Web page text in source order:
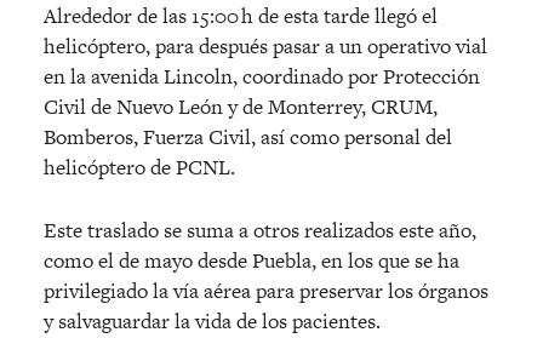
Alrededor de las 15:00 h de esta tarde llegó el
helicóptero, para después pasar a un operativo vial
en la avenida Lincoln, coordinado por Protección
Civil de Nuevo León y de Monterrey, CRUM,
Bomberos, Fuerza Civil, así como personal del
helicóptero de PCNL.
Este traslado se suma a otros realizados este año,
como el de mayo desde Puebla, en los que se ha
privilegiado la vía aérea para preservar los órganos
y salvaguardar la vida de los pacientes.